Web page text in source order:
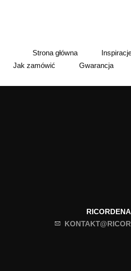
Strona główna
Jak zamówić
Gwarancja
RICORDENA